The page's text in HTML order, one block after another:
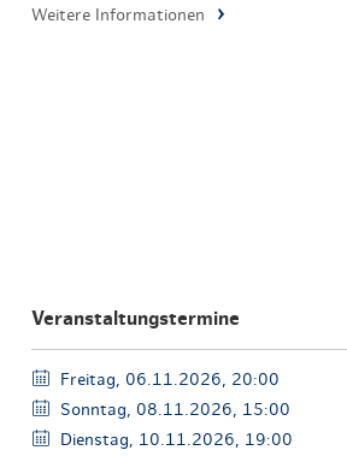
Weitere Informationen
Veranstaltungstermine
Freitag, 06.11.2026, 20:00
Sonntag, 08.11.2026, 15:00
Dienstag, 10.11.2026, 19:00